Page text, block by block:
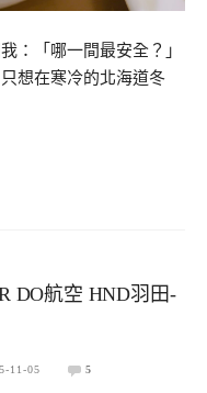
：「哪一間最安全？」
想在寒冷的北海道冬
DO航空 HND羽田-
11-05 5